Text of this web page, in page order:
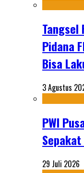
Tangsel
Pidana
Bisa
3 Agustus
PWI
29 Juli 2026